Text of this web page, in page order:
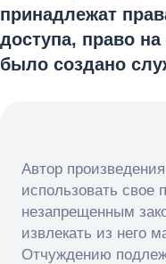
принадлежат
доступа, право
было создано
Автор
использовать
незапрещенным
извлекать из него
Отчуждению